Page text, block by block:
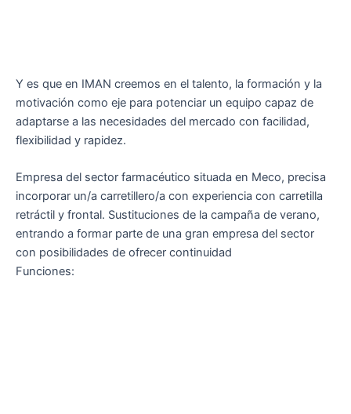
Y es que en IMAN creemos en el talento, la formación y la
motivación como eje para potenciar un equipo capaz de
adaptarse a las necesidades del mercado con facilidad,
flexibilidad y rapidez.
Empresa del sector farmacéutico situada en Meco, precisa
incorporar un/a carretillero/a con experiencia con carretilla
retráctil y frontal. Sustituciones de la campaña de verano,
entrando a formar parte de una gran empresa del sector
con posibilidades de ofrecer continuidad
Funciones: